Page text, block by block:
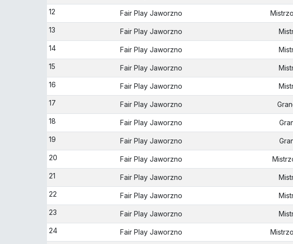
12
Fair Play Jaworzno
13
Fair Play Jaworzno
14
Fair Play Jaworzno
15
Fair Play Jaworzno
16
Fair Play Jaworzno
17
Fair Play Jaworzno
18
Fair Play Jaworzno
19
Fair Play Jaworzno
20
Fair Play Jaworzno
21
Fair Play Jaworzno
22
Fair Play Jaworzno
23
Fair Play Jaworzno
24
Fair Play Jaworzno